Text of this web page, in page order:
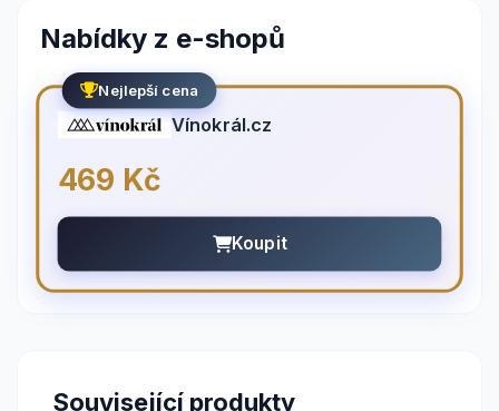
Nabídky z e-shopů
Nejlepší cena
Vínokrál.cz
469 Kč
Koupit
Související produkty